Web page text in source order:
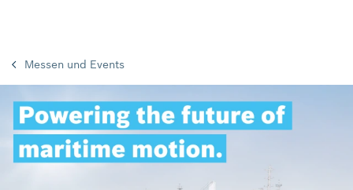
Messen und Events